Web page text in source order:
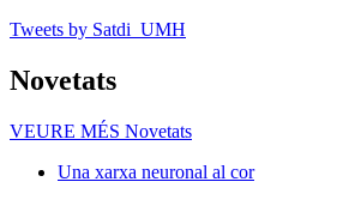
Tweets by Satdi_UMH
Novetats
VEURE MÉS Novetats
Una xarxa neuronal al cor